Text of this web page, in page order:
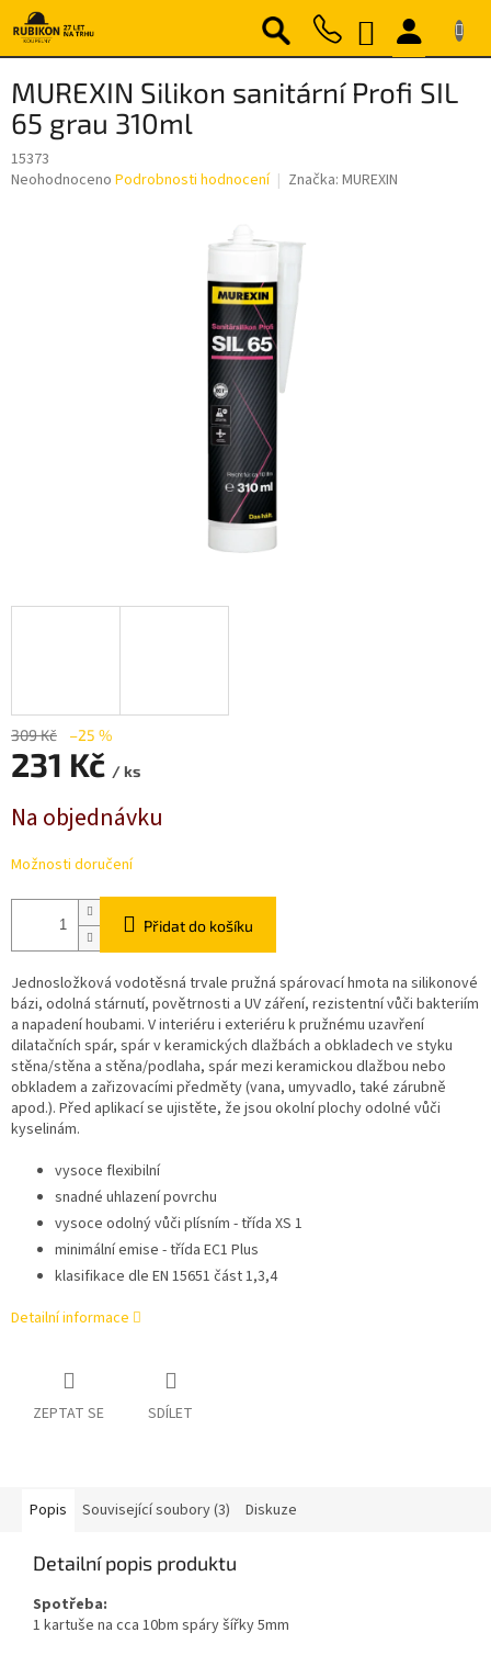
Přejít
na
obsah
NÁKUPNÍ
KOŠÍK
MUREXIN Silikon sanitární Profi SIL
65 grau 310ml
15373
Průměrné
Neohodnoceno Podrobnosti hodnocení Značka: MUREXIN
309 Kč –25 %
231 Kč / ks
cena:
Na objednávku
Možnosti doručení
Přidat do košíku
Jednosložková vodotěsná trvale pružná spárovací hmota na silikonové
bázi, odolná stárnutí, povětrnosti a UV záření, rezistentní vůči bakteriím
a napadení houbami. V interiéru i exteriéru k pružnému uzavření
dilatačních spár, spár v keramických dlažbách a obkladech ve styku
stěna/stěna a stěna/podlaha, spár mezi keramickou dlažbou nebo
obkladem a zařizovacími předměty (vana, umyvadlo, také zárubně
apod.). Před aplikací se ujistěte, že jsou okolní plochy odolné vůči
kyselinám.
vysoce flexibilní
snadné uhlazení povrchu
vysoce odolný vůči plísním - třída XS 1
minimální emise - třída EC1 Plus
klasifikace dle EN 15651 část 1,3,4
Detailní informace
ZEPTAT SE SDÍLET
Popis Související soubory (3) Diskuze
Detailní popis produktu
Spotřeba:
1 kartuše na cca 10bm spáry šířky 5mm